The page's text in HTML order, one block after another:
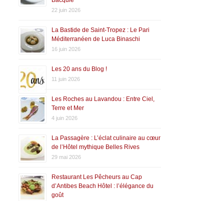
22 juin 2026
La Bastide de Saint-Tropez : Le Pari
Méditerranéen de Luca Binaschi
16 juin 2026
Les 20 ans du Blog !
11 juin 2026
Les Roches au Lavandou : Entre Ciel,
Terre et Mer
4 juin 2026
La Passagère : L’éclat culinaire au cœur
de l’Hôtel mythique Belles Rives
29 mai 2026
Restaurant Les Pêcheurs au Cap
d’Antibes Beach Hôtel : l’élégance du
goût